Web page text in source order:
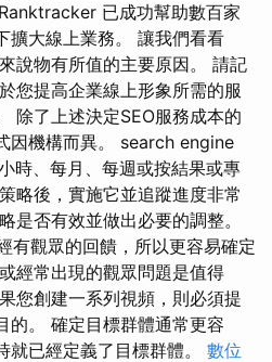
已成功幫助數百家
擴大線上業務。 讓我們看看
說物有所值的主要原因。 請記
您提高企業線上形象所需的服
除了上述決定SEO服務成本的
因機構而異。 search engine
時、每月、每週或按結果或專
略後，實施它並追蹤進度非常
是否有效並做出必要的調整。
有觀眾的回饋，所以更容易確定
經常出現的觀眾問題是值得
您創建一系列視頻，則必須提
的。 確定目標群體通常更容
就已經定義了目標群體。 數位